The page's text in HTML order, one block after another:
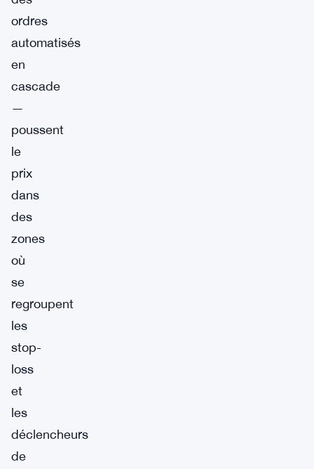
ordres
automatisés
en
cascade
—
poussent
le
prix
dans
des
zones
où
se
regroupent
les
stop-
loss
et
les
déclencheurs
de